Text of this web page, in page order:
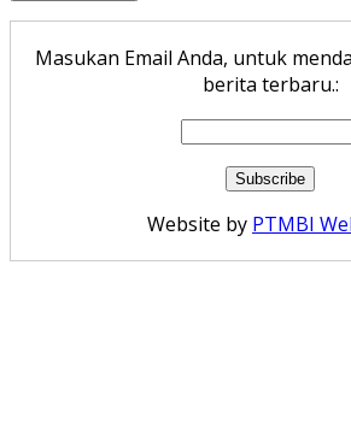
Masukan Email Anda, untuk
berita terbaru.:
Website by PTMBI